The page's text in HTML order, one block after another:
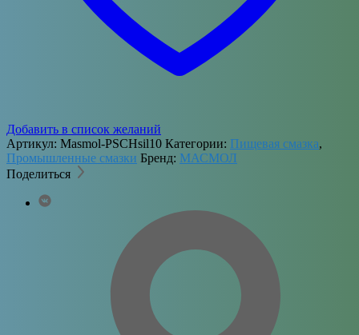
Добавить в список желаний
Артикул: Masmol-PSCHsil10 Категории: Пищевая смазка,
Промышленные смазки Бренд: МАСМОЛ
Поделиться